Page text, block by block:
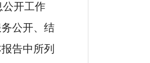
公开工作
公开、结
告中所列